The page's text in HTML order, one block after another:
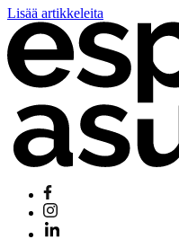
Lisää artikkeleita